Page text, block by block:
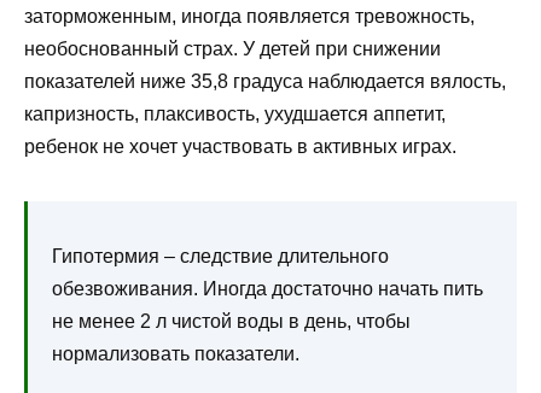
заторможенным, иногда появляется тревожность,
необоснованный страх. У детей при снижении
показателей ниже 35,8 градуса наблюдается вялость,
капризность, плаксивость, ухудшается аппетит,
ребенок не хочет участвовать в активных играх.
Гипотермия – следствие длительного
обезвоживания. Иногда достаточно начать пить
не менее 2 л чистой воды в день, чтобы
нормализовать показатели.